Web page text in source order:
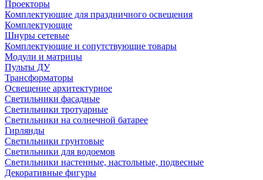
Проекторы
Комплектующие для праздничного освещения
Комплектующие
Шнуры сетевые
Комплектующие и сопутствующие товары
Модули и матрицы
Пульты ДУ
Трансформаторы
Освещение архитектурное
Светильники фасадные
Светильники тротуарные
Светильники на солнечной батарее
Гирлянды
Светильники грунтовые
Светильники для водоемов
Светильники настенные, настольные, подвесные
Декоративные фигуры